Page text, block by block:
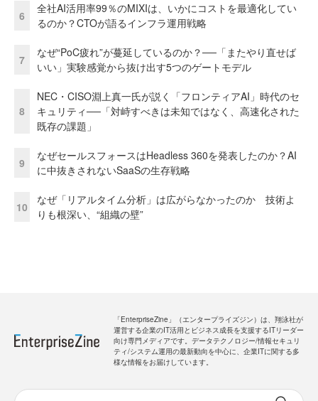
6
全社AI活用率99％のMIXIは、いかにコストを最適化してい
るのか？CTOが語るインフラ運用戦略
7
なぜ“PoC疲れ”が蔓延しているのか？──「またやり直せば
いい」実験感覚から抜け出す5つのゲートモデル
8
NEC・CISO淵上真一氏が説く「フロンティアAI」時代のセ
キュリティ──「対峙すべきは未知ではなく、高速化された
既存の課題」
9
なぜセールスフォースはHeadless 360を発表したのか？AI
に中抜きされないSaaSの生存戦略
10
なぜ「リアルタイム分析」は広がらなかったのか 技術よ
りも根深い、“組織の壁”
「EnterpriseZine」（エンタープライズジン）は、翔泳社が
運営する企業のIT活用とビジネス成長を支援するITリーダー
向け専門メディアです。データテクノロジー/情報セキュリ
ティ/システム運用の最新動向を中心に、企業ITに関する多
様な情報をお届けしています。